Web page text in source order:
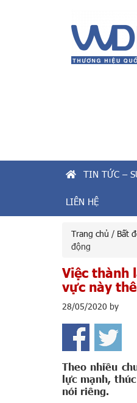
TIN TỨC –
LIÊN HỆ
Trang chủ / Bất
động
Việc thành
vực này
28/05/2020 by
Theo nhiều
lực mạnh,
nói riêng.